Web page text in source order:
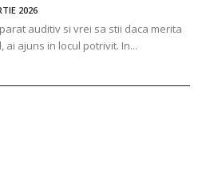
2026
auditiv si vrei sa stii daca merita
ai ajuns in locul potrivit. In...